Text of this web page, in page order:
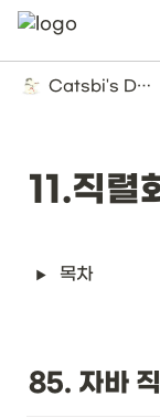
Catsbi's DLog
11.직렬
목차
85. 자바